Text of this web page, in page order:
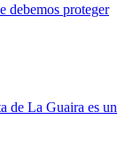
debemos proteger
de La Guaira es un